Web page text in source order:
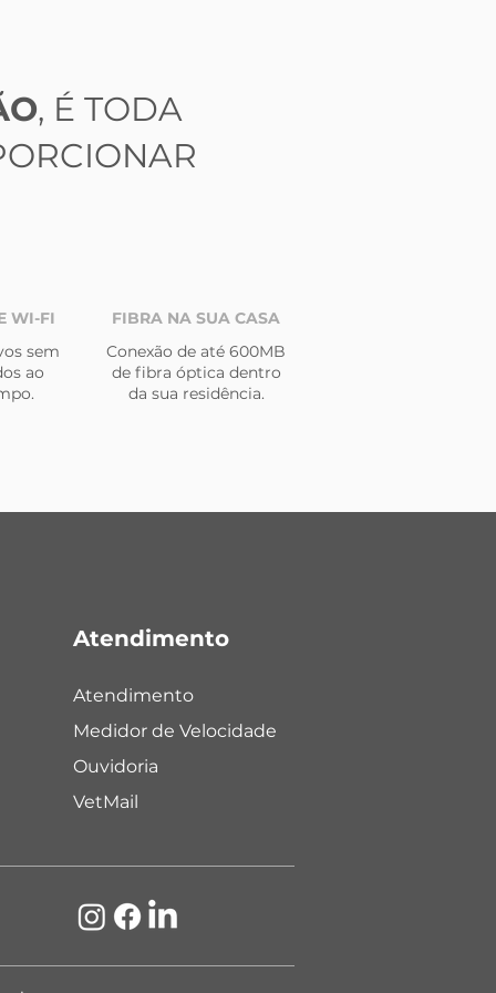
, É TODA
WI-FI
sem
ao
FIBRA NA SUA CASA
Conexão de até 600MB
de fibra óptica dentro
da sua residência.
Atendimento
Atendimento
Medidor de Velocidade
Ouvidoria
VetMail